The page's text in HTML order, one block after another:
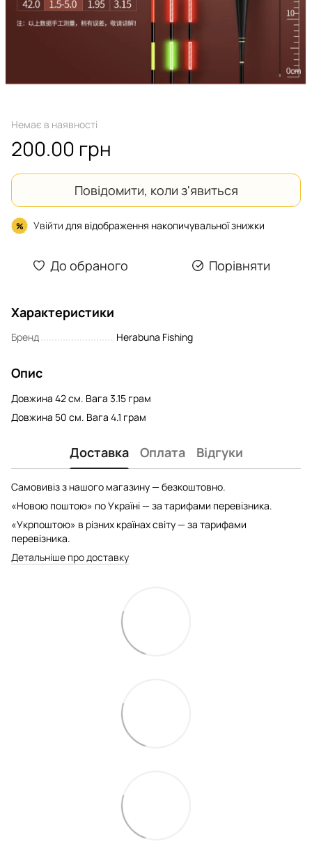
Немає в наявності
200.00 грн
Повідомити, коли з'явиться
% Увійти для відображення накопичувальної знижки
До обраного Порівняти
Характеристики
Бренд Herabuna Fishing
Опис
Довжина 42 см. Вага 3.15 грам
Довжина 50 см. Вага 4.1 грам
Доставка Оплата Відгуки
Самовивіз з нашого магазину — безкоштовно.
«Новою поштою» по Україні — за тарифами перевізника.
«Укрпоштою» в різних країнах світу — за тарифами
перевізника.
Детальніше про доставку